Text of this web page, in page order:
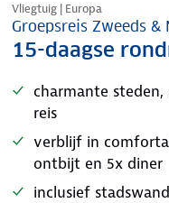
Vliegtuig | Europa
Groepsreis Zweeds
15-daagse
charmante
reis
verblijf in
ontbijt en 5x diner
inclusief